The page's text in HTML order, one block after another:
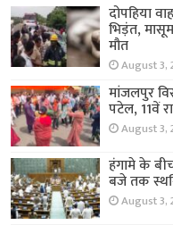
दोपहिया
भिड़ंत,
मौत
August 3,
मांजलपुर
पटेल, 11वें
August 3,
हंगामे के
बजे तक
August 3,